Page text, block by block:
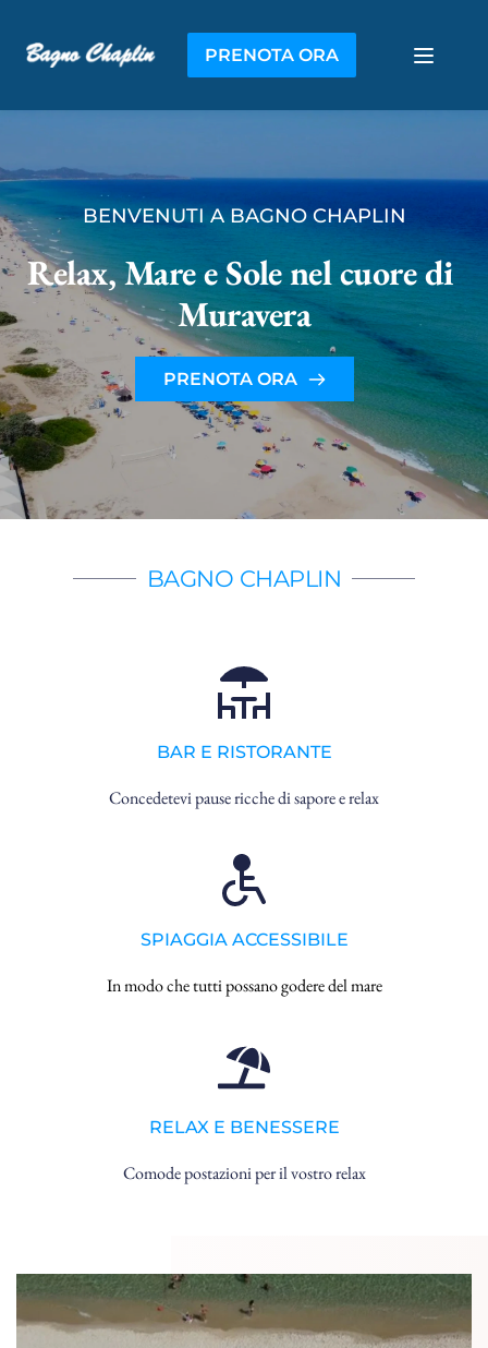
PRENOTA ORA
BENVENUTI A BAGNO CHAPLIN
Relax, Mare e Sole nel cuore di
Muravera
PRENOTA ORA
BAGNO CHAPLIN
BAR E RISTORANTE
Concedetevi pause ricche di sapore e relax
SPIAGGIA ACCESSIBILE
In modo che tutti possano godere del mare
RELAX E BENESSERE
Comode postazioni per il vostro relax